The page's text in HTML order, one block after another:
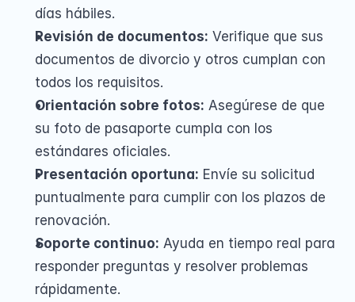
días hábiles.
Revisión de documentos: Verifique que sus
documentos de divorcio y otros cumplan con
todos los requisitos.
Orientación sobre fotos: Asegúrese de que
su foto de pasaporte cumpla con los
estándares oficiales.
Presentación oportuna: Envíe su solicitud
puntualmente para cumplir con los plazos de
renovación.
Soporte continuo: Ayuda en tiempo real para
responder preguntas y resolver problemas
rápidamente.